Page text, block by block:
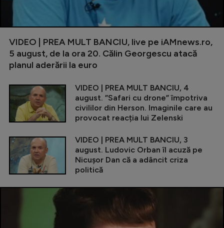
VIDEO | PREA MULT BANCIU, live pe iAMnews.ro,
5 august, de la ora 20. Călin Georgescu atacă
planul aderării la euro
VIDEO | PREA MULT BANCIU, 4
august. ”Safari cu drone” împotriva
civililor din Herson. Imaginile care au
provocat reacția lui Zelenski
VIDEO | PREA MULT BANCIU, 3
august. Ludovic Orban îl acuză pe
Nicușor Dan că a adâncit criza
politică